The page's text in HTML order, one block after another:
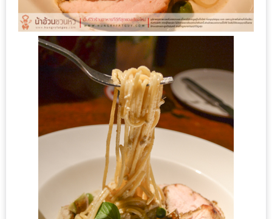
โชค
ดี
กับ
น้า
1
เพื่อน
ม่วน